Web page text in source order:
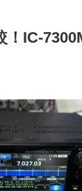
！IC-